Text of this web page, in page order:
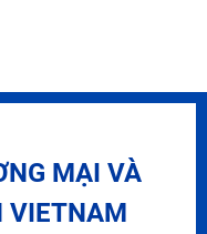
MẠI VÀ
VIETNAM